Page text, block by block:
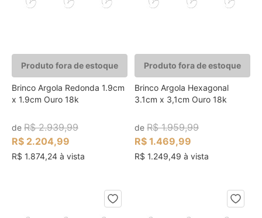
Produto fora de estoque
Brinco Argola Redonda 1.9cm
x 1.9cm Ouro 18k
de R$ 2.939,99
R$ 2.204,99
R$ 1.874,24 à vista
Produto fora de estoque
Brinco Argola Hexagonal
3.1cm x 3,1cm Ouro 18k
deR$ 1.959,99
R$ 1.469,99
R$ 1.249,49 à vista